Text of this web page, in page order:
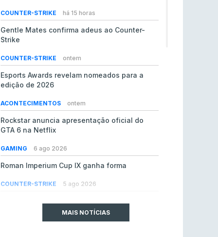
COUNTER-STRIKE há 15 horas
Gentle Mates confirma adeus ao Counter-
Strike
COUNTER-STRIKE ontem
Esports Awards revelam nomeados para a
edição de 2026
ACONTECIMENTOS ontem
Rockstar anuncia apresentação oficial do
GTA 6 na Netflix
GAMING 6 ago 2026
Roman Imperium Cup IX ganha forma
COUNTER-STRIKE 5 ago 2026
milhões de dólaresMAIS NOTÍCIAS